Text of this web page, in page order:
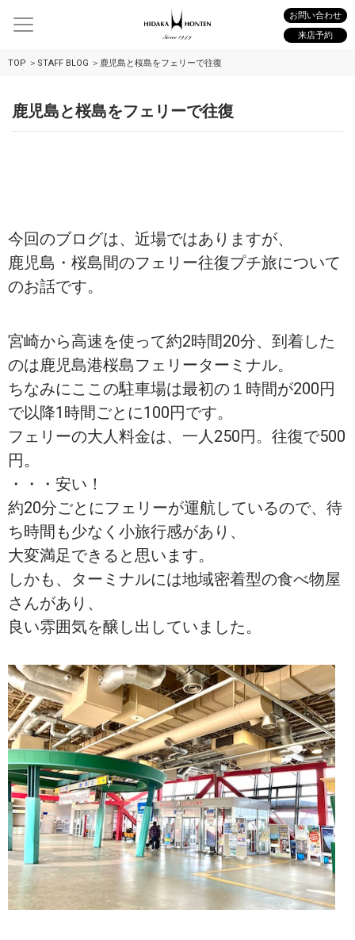
お問い合わせ
来店予約
TOP STAFF BLOG 鹿児島と桜島をフェリーで往復
鹿児島と桜島をフェリーで往復
今回のブログは、近場ではありますが、
鹿児島・桜島間のフェリー往復プチ旅について
のお話です。
宮崎から高速を使って約2時間20分、到着した
のは鹿児島港桜島フェリーターミナル。
ちなみにここの駐車場は最初の１時間が200円
で以降1時間ごとに100円です。
フェリーの大人料金は、一人250円。往復で500
円。
・・・安い！
約20分ごとにフェリーが運航しているので、待
ち時間も少なく小旅行感があり、
大変満足できると思います。
しかも、ターミナルには地域密着型の食べ物屋
さんがあり、
良い雰囲気を醸し出していました。